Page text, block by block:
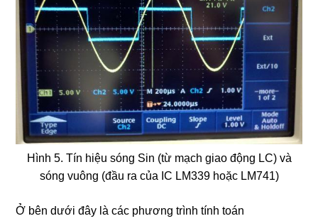
Hình 5. Tín hiệu sóng Sin (từ mạch giao động LC) và
sóng vuông (đầu ra của IC LM339 hoặc LM741)
Ở bên dưới đây là các phương trình tính toán